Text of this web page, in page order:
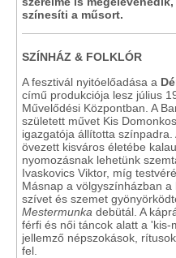
színesíti a műsort.
SZÍNHÁZ & FOLKLÓR
A fesztivál nyitóelőadása a
című produkciója lesz július
Művelődési Központban. A
született művet Kis
igazgatója állította
övezett kisváros életébe
nyomozásnak lehetünk
Ivaskovics Viktor, míg
Másnap a völgyszínházban a
szívet és szemet
Mestermunka debütál. A
férfi és női táncok alatt a
jellemző népszokások,
fel.